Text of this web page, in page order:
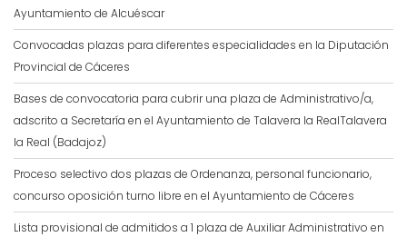
Ayuntamiento de Alcuéscar
Convocadas plazas para diferentes especialidades en la Diputación
Provincial de Cáceres
Bases de convocatoria para cubrir una plaza de Administrativo/a,
adscrito a Secretaría en el Ayuntamiento de Talavera la RealTalavera
la Real (Badajoz)
Proceso selectivo dos plazas de Ordenanza, personal funcionario,
concurso oposición turno libre en el Ayuntamiento de Cáceres
Lista provisional de admitidos a 1 plaza de Auxiliar Administrativo en